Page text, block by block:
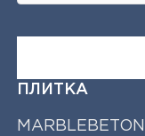
ПЛИТКА
MARBLE BETON